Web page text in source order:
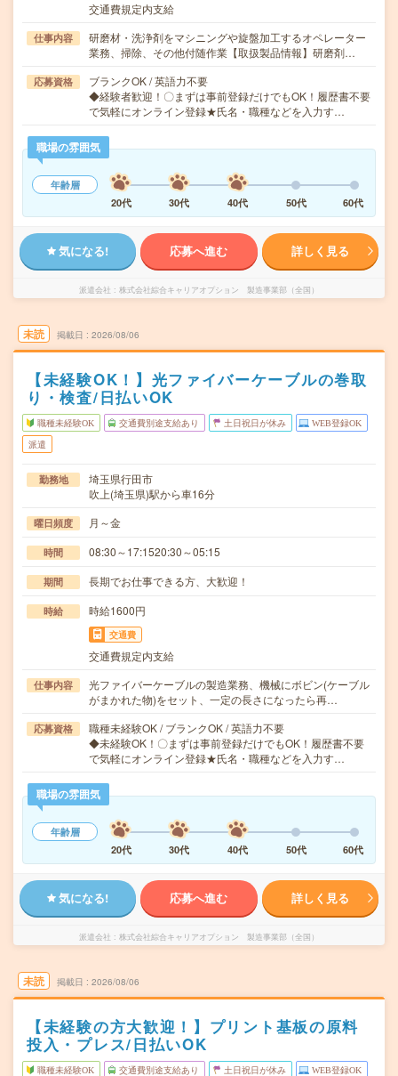
交通費規定内支給
仕事内容
研磨材・洗浄剤をマシニングや旋盤加工するオペレーター
業務、掃除、その他付随作業【取扱製品情報】研磨剤…
応募資格
ブランクOK / 英語力不要
◆経験者歓迎！〇まずは事前登録だけでもOK！履歴書不要
で気軽にオンライン登録★氏名・職種などを入力す…
職場の雰囲気
年齢層
20代
30代 40代 50代 60代
気になる! 応募へ進む 詳しく見る
派遣会社 株式会社綜合キャリアオプション 製造事業部（全国）
未読 掲載日 2026/08/06
【未経験OK！】光ファイバーケーブルの巻取
り・検査/日払いOK
職種未経験OK 交通費別途支給あり 土日祝日が休み WEB登録OK
派遣
勤務地
埼玉県行田市
吹上(埼玉県)駅から車16分
曜日頻度 月～金
時間 08:30～17:1520:30～05:15
期間 長期でお仕事できる方、大歓迎！
時給 時給1600円
交通費
交通費規定内支給
仕事内容
光ファイバーケーブルの製造業務、機械にボビン(ケーブル
がまかれた物)をセット、一定の長さになったら再…
応募資格
職種未経験OK / ブランクOK / 英語力不要
◆未経験OK！〇まずは事前登録だけでもOK！履歴書不要
で気軽にオンライン登録★氏名・職種などを入力す…
職場の雰囲気
年齢層
20代
30代 40代 50代 60代
気になる! 応募へ進む 詳しく見る
派遣会社 株式会社綜合キャリアオプション 製造事業部（全国）
未読 掲載日 2026/08/06
【未経験の方大歓迎！】プリント基板の原料
投入・プレス/日払いOK
職種未経験OK 交通費別途支給あり 土日祝日が休み WEB登録OK